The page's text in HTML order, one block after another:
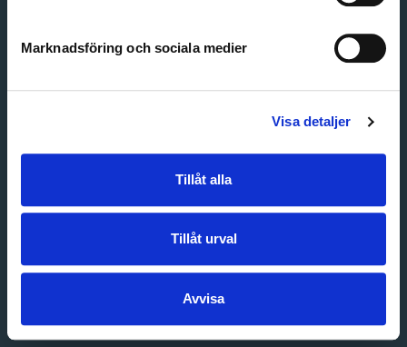
Marknadsföring och sociala medier
Visa detaljer
Tillåt alla
Tillåt urval
Avvisa